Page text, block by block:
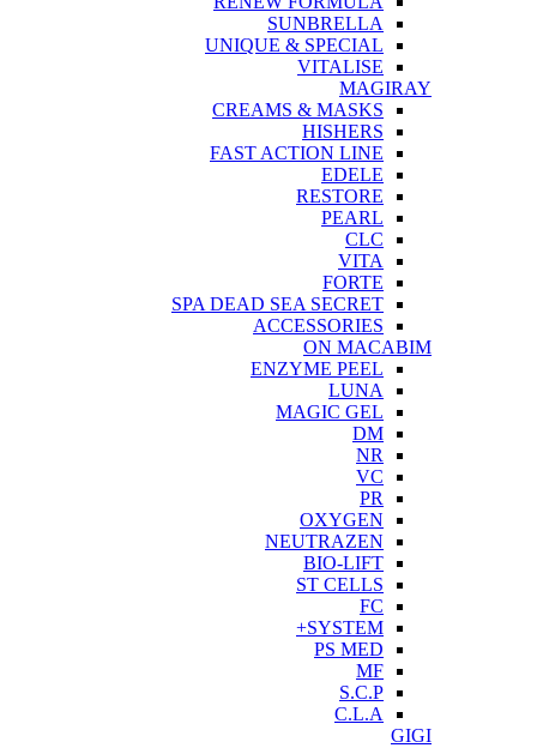
SUNBRELLA
UNIQUE & SPECIAL
VITALISE
MAGIRAY
CREAMS & MASKS
HISHERS
FAST ACTION LINE
EDELE
RESTORE
PEARL
CLC
VITA
FORTE
SPA DEAD SEA SECRET
ACCESSORIES
ON MACABIM
ENZYME PEEL
LUNA
MAGIC GEL
DM
NR
VC
PR
OXYGEN
NEUTRAZEN
BIO-LIFT
ST CELLS
FC
SYSTEM+
PS MED
MF
S.C.P
C.L.A
GIGI